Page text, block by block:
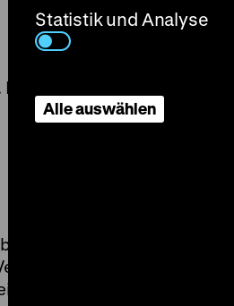
H. Gebhard, K: Bert
der Helga-
dreier
und
Statistik und Analyse
Alle auswählen